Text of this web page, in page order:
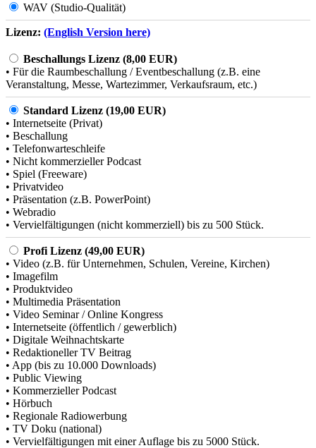
WAV (Studio-Qualität)
Lizenz: (English Version here)
Beschallungs Lizenz (8,00 EUR)
• Für die Raumbeschallung / Eventbeschallung (z.B. eine
Veranstaltung, Messe, Wartezimmer, Verkaufsraum, etc.)
Standard Lizenz (19,00 EUR)
• Internetseite (Privat)
• Beschallung
• Telefonwarteschleife
• Nicht kommerzieller Podcast
• Spiel (Freeware)
• Privatvideo
• Präsentation (z.B. PowerPoint)
• Webradio
• Vervielfältigungen (nicht kommerziell) bis zu 500 Stück.
Profi Lizenz (49,00 EUR)
• Video (z.B. für Unternehmen, Schulen, Vereine, Kirchen)
• Imagefilm
• Produktvideo
• Multimedia Präsentation
• Video Seminar / Online Kongress
• Internetseite (öffentlich / gewerblich)
• Digitale Weihnachtskarte
• Redaktioneller TV Beitrag
• App (bis zu 10.000 Downloads)
• Public Viewing
• Kommerzieller Podcast
• Hörbuch
• Regionale Radiowerbung
• TV Doku (national)
• Vervielfältigungen mit einer Auflage bis zu 5000 Stück.